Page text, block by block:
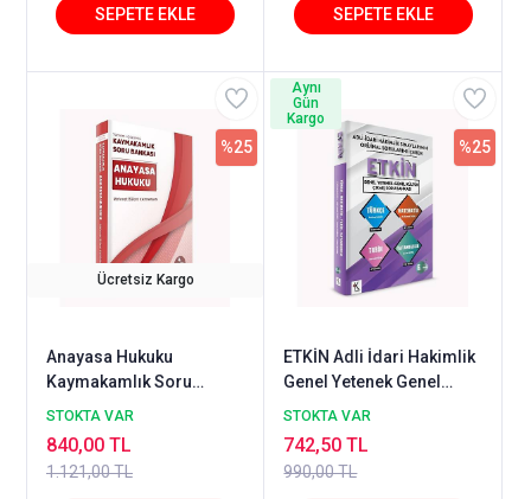
Ücretsiz Kargo
Anayasa Hukuku
Kaymakamlık Soru
Bankası Mehmet Bülent
STOKTA VAR
1.121,00 TL
%25
840,00 TL
ETKİN Adli İdari Hakimlik
Genel Yetenek Genel
Kültür Çıkmış Soru
Baskı Temsil Kitap
Yayınları
STOKTA VAR
990,00 TL
%25
742,50 TL
Aynı
Gün
Kargo